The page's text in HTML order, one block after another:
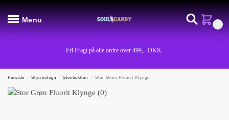
Menu
Fri Fragt på alle ordre over 499,– DKK.
Forside / Stjernetegn / Stenbukken / Stor Grøn Fluorit Klynge